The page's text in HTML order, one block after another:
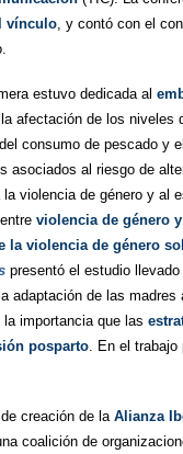
vínculo , y contó con el
estuvo dedicada al
la afectación de los niveles
consumo de pescado y
asociados al riesgo de
violencia de género y al
violencia de género
la violencia de género
presentó el estudio
adaptación de las madres
la importancia que las
posparto . En el
creación de la Alianza
coalición de